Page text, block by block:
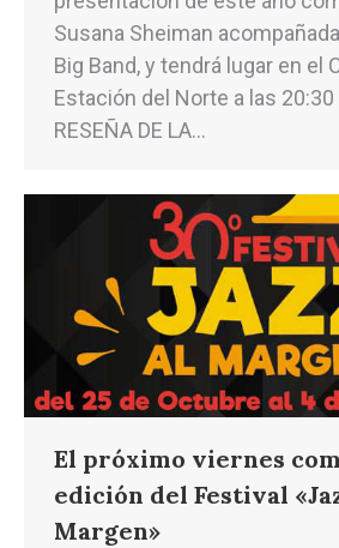
Susana Sheiman
Big Band, y tendrá lugar en el
Estación del Norte a las 20:30
RESEÑA DE LA…
El próximo viernes
edición del Festival
Margen»